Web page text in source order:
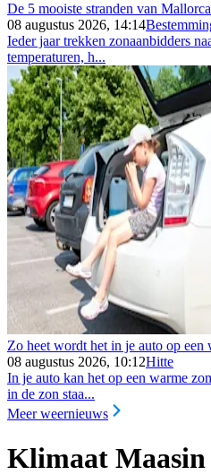
De 5 mooiste stranden van Mallorca
08 augustus 2026, 14:14
Ieder jaar trekken zonaanbidders
temperaturen, h...
Zo heet wordt het in je auto op een
08 augustus 2026, 10:12Hitte
In je auto kan het op een warme
in de zon staa...
Meer weernieuws
Klimaat Maasin